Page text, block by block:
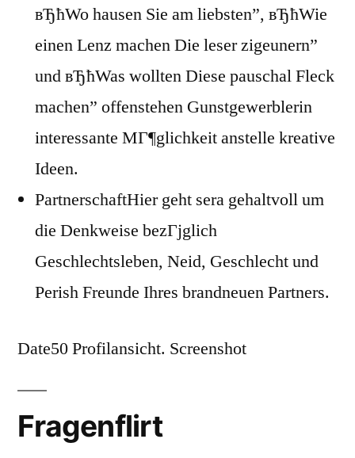
вЂћWo hausen Sie am liebsten”, вЂћWie
einen Lenz machen Die leser zigeunern”
und вЂћWas wollten Diese pauschal Fleck
machen” offenstehen Gunstgewerblerin
interessante MГ¶glichkeit anstelle kreative
Ideen.
PartnerschaftHier geht sera gehaltvoll um
die Denkweise bezГјglich
Geschlechtsleben, Neid, Geschlecht und
Perish Freunde Ihres brandneuen Partners.
Date50 Profilansicht. Screenshot
Fragenflirt